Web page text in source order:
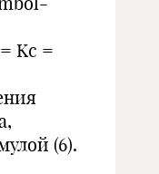
Kс =
(6).